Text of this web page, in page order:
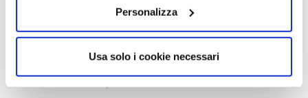
Personalizza
Usa solo i cookie necessari
GG0956S-007 HAVANA
360,00€ 235,00€